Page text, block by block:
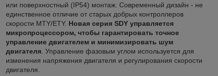
или поверхностный (IP54) монтаж. Современный дизайн - не
единственное отличие от старых добрых контроллеров
скорости MTY/ETY. Новая серия SDY управляется
микропроцессором, чтобы гарантировать точное
управление двигателем и минимизировать шум
двигателя . Управление фазовым углом используется для
изменения напряжения двигателя и регулирования скорости
двигателя.